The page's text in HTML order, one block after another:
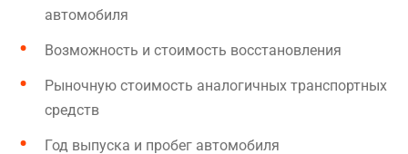
автомобиля
Возможность и стоимость восстановления
Рыночную стоимость аналогичных транспортных
средств
Год выпуска и пробег автомобиля